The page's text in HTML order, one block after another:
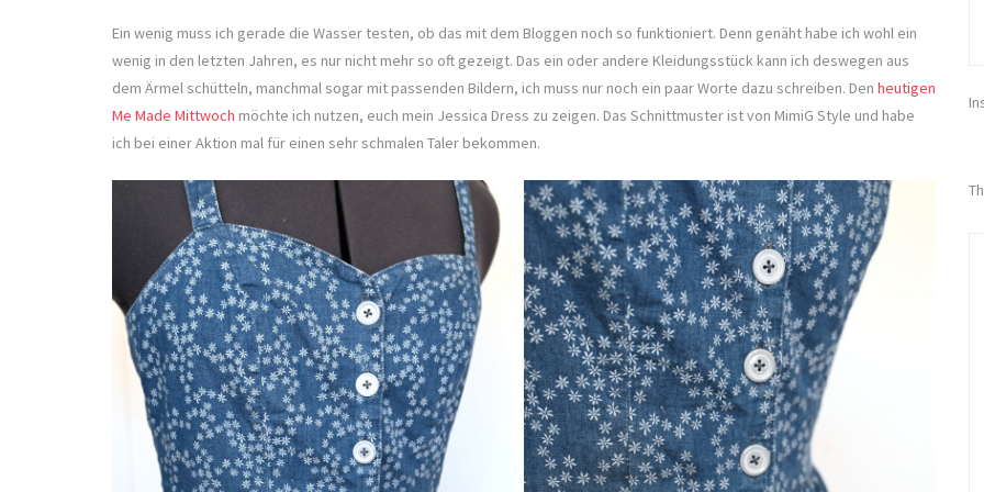
Ein wenig muss ich gerade die Wasser testen, ob das mit dem Bloggen noch so funktioniert. Denn genäht habe ich wohl ein
wenig in den letzten Jahren, es nur nicht mehr so oft gezeigt. Das ein oder andere Kleidungsstück kann ich deswegen aus
dem Ärmel schütteln, manchmal sogar mit passenden Bildern, ich muss nur noch ein paar Worte dazu schreiben. Den heutigen
Me Made Mittwoch möchte ich nutzen, euch mein Jessica Dress zu zeigen. Das Schnittmuster ist von MimiG Style und habe
ich bei einer Aktion mal für einen sehr schmalen Taler bekommen.